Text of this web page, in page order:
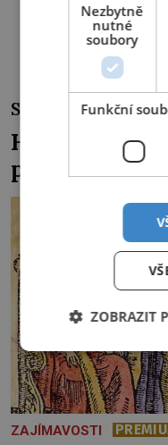
SOUVISEJÍCÍ
Hon na
příkladem
ZAJÍMAVOSTI
Nezbytně
nutné
soubory
Funkční
ZOBRAZIT